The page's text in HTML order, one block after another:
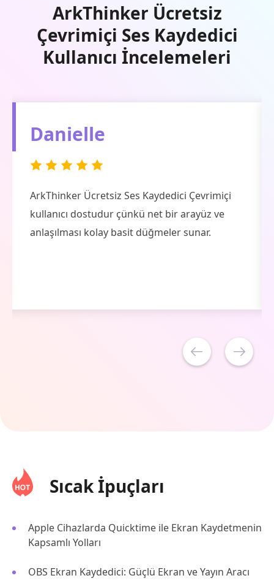
ArkThinker Ücretsiz
Çevrimiçi Ses Kaydedici
Kullanıcı İncelemeleri
Danielle
ArkThinker Ücretsiz Ses Kaydedici Çevrimiçi
kullanıcı dostudur çünkü net bir arayüz ve
anlaşılması kolay basit düğmeler sunar.
Sıcak İpuçları
Apple Cihazlarda Quicktime ile Ekran Kaydetmenin
Kapsamlı Yolları
OBS Ekran Kaydedici: Güçlü Ekran ve Yayın Aracı